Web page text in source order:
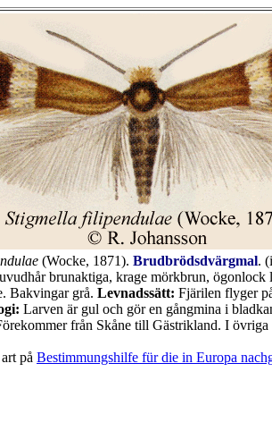
(Wocke, 1871). Brudbrödsdvärgmal.
brunaktiga, krage mörkbrun,
Bakvingar grå. Levnadssätt: Fjärilen flyger
Larven är gul och gör en gångmina i
från Skåne till Gästrikland. I
på Bestimmungshilfe für die in Europa